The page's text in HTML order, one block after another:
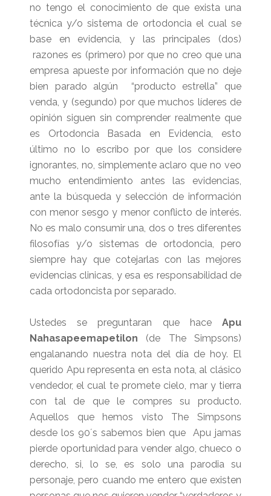
no tengo el conocimiento de que exista una
técnica y/o sistema de ortodoncia el cual se
base en evidencia, y las principales (dos)
razones es (primero) por que no creo que una
empresa apueste por información que no deje
bien parado algún “producto estrella” que
venda, y (segundo) por que muchos líderes de
opinión siguen sin comprender realmente que
es Ortodoncia Basada en Evidencia, esto
último no lo escribo por que los considere
ignorantes, no, simplemente aclaro que no veo
mucho entendimiento antes las evidencias,
ante la búsqueda y selección de información
con menor sesgo y menor conflicto de interés.
No es malo consumir una, dos o tres diferentes
filosofías y/o sistemas de ortodoncia, pero
siempre hay que cotejarlas con las mejores
evidencias clinicas, y esa es responsabilidad de
cada ortodoncista por separado.
Ustedes se preguntaran que haceApu
Nahasapeemapetilon (de The Simpsons)
engalanando nuestra nota del día de hoy. El
querido Apu representa en esta nota, al clásico
vendedor, el cual te promete cielo, mar y tierra
con tal de que le compres su producto.
Aquellos que hemos visto The Simpsons
desde los 90´s sabemos bien que Apu jamas
pierde oportunidad para vender algo, chueco o
derecho, si, lo se, es solo una parodia su
personaje, pero cuando me entero que existen